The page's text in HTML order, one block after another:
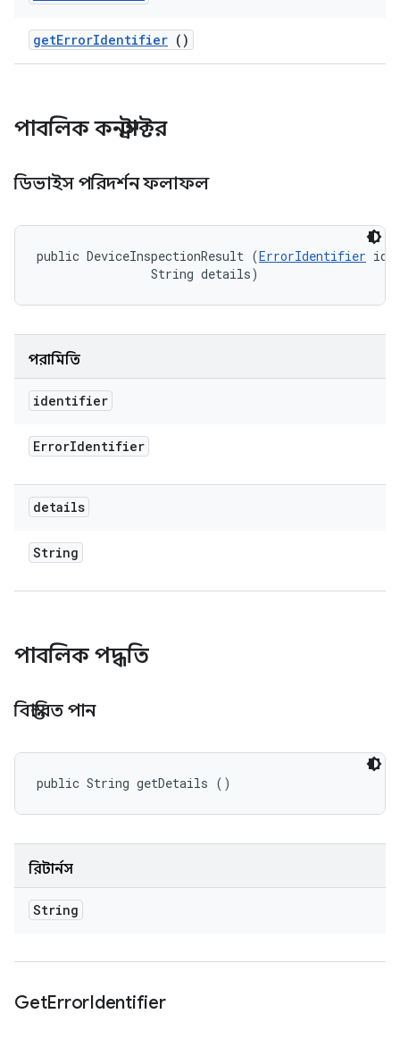
getErrorIdentifier ()
পাবলিক কনস্ট্রাক্টর
ডিভাইস পরিদর্শন ফলাফল
public DeviceInspectionResult (ErrorIdentifier
                String details)
পরামিতি
identifier
ErrorIdentifier
details
String
পাবলিক পদ্ধতি
বিস্তারিত পান
public String getDetails ()
রিটার্নস
String
GetErrorIdentifier